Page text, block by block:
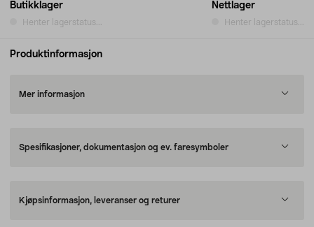
Butikklager
Henter lagerstatus...
Nettlager
Henter lagerstatus...
Produktinformasjon
Mer informasjon
Spesifikasjoner, dokumentasjon og ev. faresymboler
Kjøpsinformasjon, leveranser og returer